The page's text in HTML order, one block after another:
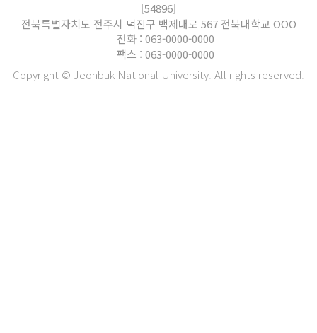
[54896]
전북특별자치도 전주시 덕진구 백제대로 567 전북대학교 OOO
전화 : 063-0000-0000
팩스 : 063-0000-0000
Copyright © Jeonbuk National University. All rights reserved.